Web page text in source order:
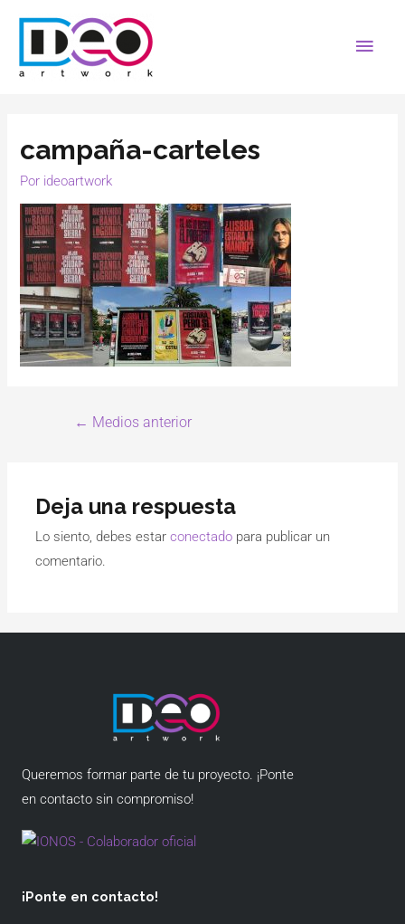
campaña-carteles
Por ideoartwork
← Medios anterior
Deja una respuesta
Lo siento, debes estarconectado para publicar un
comentario.
Queremos formar parte de tu proyecto. ¡Ponte
en contacto sin compromiso!
¡Ponte en contacto!